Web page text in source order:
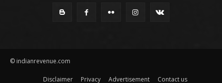
© indianrevenue.com
Disclaimer Privacy Advertisement Contact us